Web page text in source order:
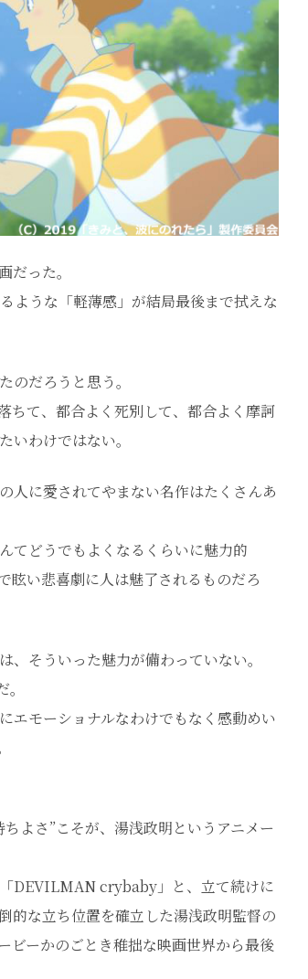
だった。
ような「軽薄感」が結局最後まで拭えな
だろうと思う。
ちて、都合よく死別して、都合よく摩訶
わけではない。
人に愛されてやまない名作はたくさんあ
てどうでもよくなるくらいに魅力的
眩い悲喜劇に人は魅了されるものだろ
そういった魅力が備わっていない。
エモーショナルなわけでもなく感動めい
よさ”こそが、湯浅政明というアニメー
「DEVILMAN crybaby」と、立て続けに
的な立ち位置を確立した湯浅政明監督の
ビーかのごとき稚拙な映画世界から最後